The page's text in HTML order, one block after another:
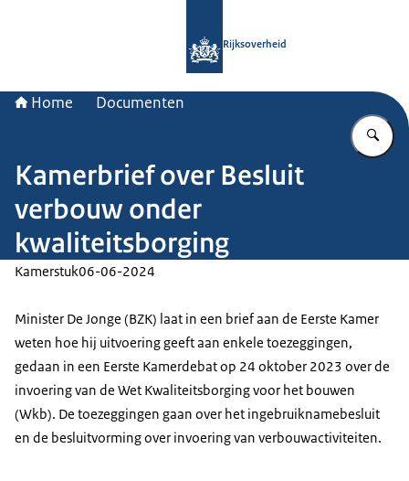
Rijksoverheid
Home Documenten
Kamerbrief over Besluit
verbouw onder
kwaliteitsborging
Kamerstuk06-06-2024
Minister De Jonge (BZK) laat in een brief aan de Eerste Kamer
weten hoe hij uitvoering geeft aan enkele toezeggingen,
gedaan in een Eerste Kamerdebat op 24 oktober 2023 over de
invoering van de Wet Kwaliteitsborging voor het bouwen
(Wkb). De toezeggingen gaan over het ingebruiknamebesluit
en de besluitvorming over invoering van verbouwactiviteiten.